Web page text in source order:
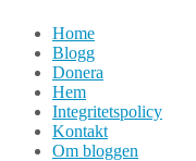
Hoppa
innehåll
Home
Blogg
Donera
Hem
Integritetspolicy
Kontakt
Om bloggen